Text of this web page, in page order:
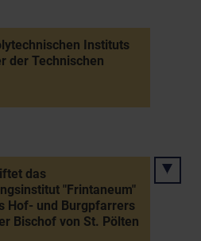
Instituts
der Technischen
das
"Frintaneum"
Hof- und Burgpfarrers
Bischof von St. Pölten